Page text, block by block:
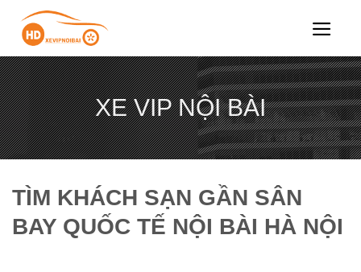
Chuyển
đến
dung
XE VIP NỘI BÀI
TÌM KHÁCH SẠN GẦN SÂN
BAY QUỐC TẾ NỘI BÀI HÀ NỘI